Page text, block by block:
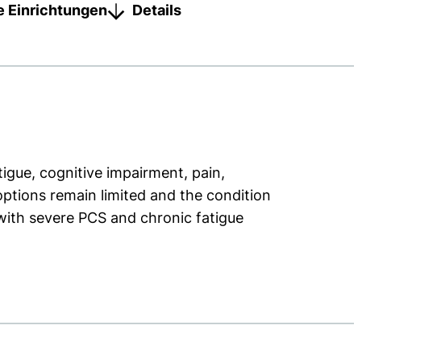
Einrichtungen
Details
cognitive impairment, pain,
remain limited and the condition
severe PCS and chronic fatigue